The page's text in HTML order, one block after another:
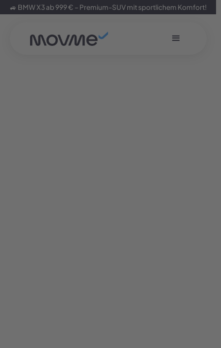
🚙 BMW X3 ab 999 € – Premium-SUV mit sportlichem Komfort!